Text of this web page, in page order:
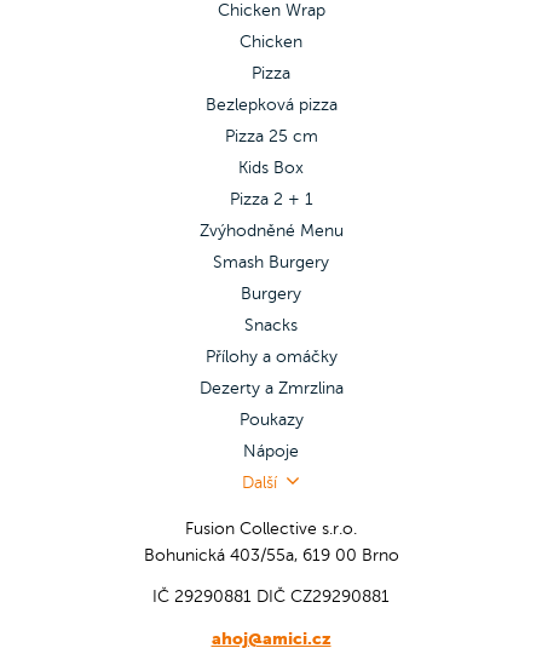
Chicken Wrap
Chicken
Pizza
Bezlepková pizza
Pizza 25 cm
Kids Box
Pizza 2 + 1
Zvýhodněné Menu
Smash Burgery
Burgery
Snacks
Přílohy a omáčky
Dezerty a Zmrzlina
Poukazy
Nápoje
Další
Fusion Collective s.r.o.
Bohunická 403/55a, 619 00 Brno
IČ 29290881 DIČ CZ29290881
ahoj@amici.cz